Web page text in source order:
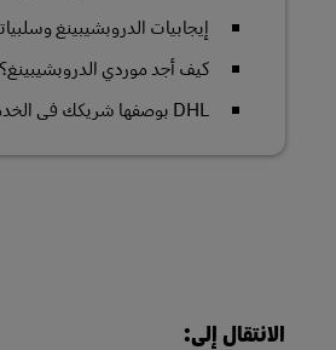
إيجابيات الدروبشيبينغ
كيف أجد موردي الدروبشيبينغ؟
DHL بوصفها شريكك في الخدمات اللوجستية
الانتقال إلى: